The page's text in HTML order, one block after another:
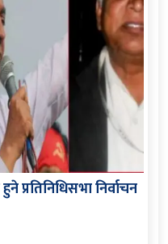
प्रतिनिधिसभा निर्वाचन